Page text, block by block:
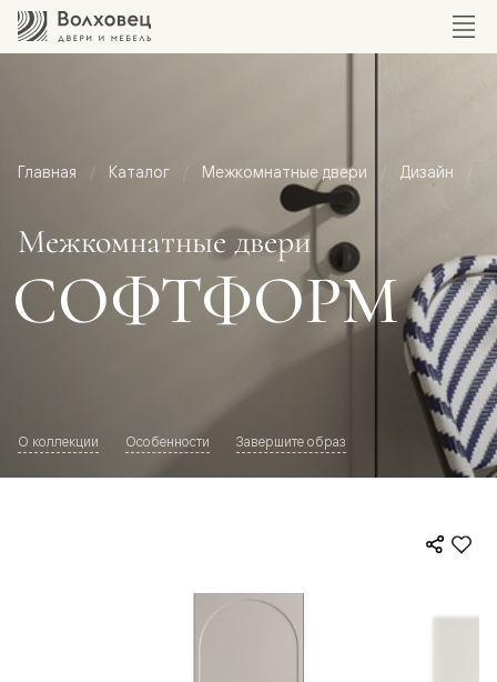
Главная Каталог Межкомнатные двери Дизайн
Межкомнатные двери
СОФТФОРМ
О коллекции Особенности Завершите образ